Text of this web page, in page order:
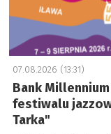
07.08.2026 (13:31)
Bank
festiwalu
Tarka"